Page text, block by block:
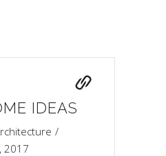
IDEAS
2017